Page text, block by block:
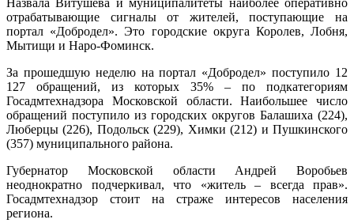
Назвала Витушева и муниципалитеты наиболее оперативно
отрабатывающие сигналы от жителей, поступающие на
портал «Добродел». Это городские округа Королев, Лобня,
Мытищи и Наро-Фоминск.
За прошедшую неделю на портал «Добродел» поступило 12
127 обращений, из которых 35% – по подкатегориям
Госадмтехнадзора Московской области. Наибольшее число
обращений поступило из городских округов Балашиха (224),
Люберцы (226), Подольск (229), Химки (212) и Пушкинского
(357) муниципального района.
Губернатор Московской области Андрей Воробьев
неоднократно подчеркивал, что «житель – всегда прав».
Госадмтехнадзор стоит на страже интересов населения
региона.